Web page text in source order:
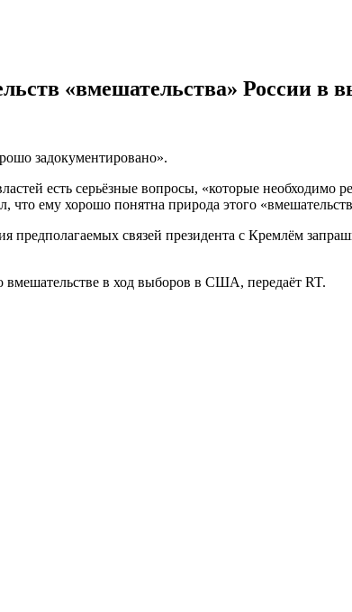
«вмешательства» России
задокументировано».
есть серьёзные вопросы, «которые
ему хорошо понятна природа этого
связей президента с Кремлём
в ход выборов в США, передаёт RT.